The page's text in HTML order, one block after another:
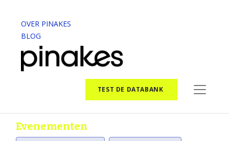
OVER PINAKES
BLOG
TEST DE DATABANK
Evenementen